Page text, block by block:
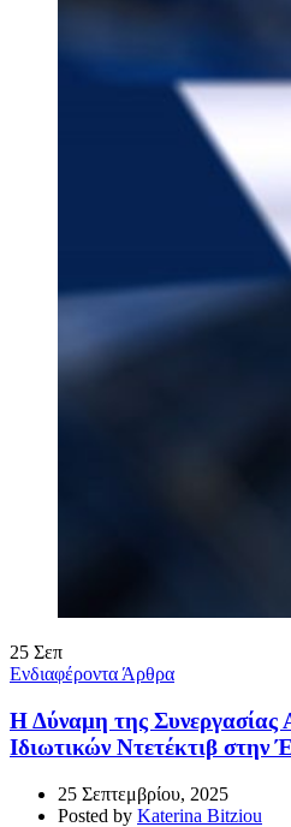
25 Σεπ
Ενδιαφέροντα Άρθρα
Η Δύναμη της Συνεργασίας
Ιδιωτικών Ντετέκτιβ στην
25 Σεπτεμβρίου, 2025
Posted by Katerina Bitziou